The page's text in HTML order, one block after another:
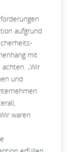
aufgrund
mit
„Wir
und
waren